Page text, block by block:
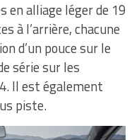
en alliage léger de 19
à l’arrière, chacune
d’un pouce sur le
série sur les
Il est également
piste.